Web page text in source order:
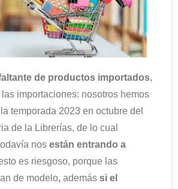
de productos importados,
importaciones: nosotros hemos
temporada 2023 en octubre del
de la Librerías, de lo cual
nos están entrando a
es riesgoso, porque las
de modelo, además si el